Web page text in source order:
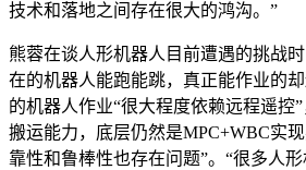
技术和落地之间存在很大的鸿沟。”
熊蓉在谈人形机器人目前遭遇的挑战
在的机器人能跑能跳，真正能作业的
的机器人作业“很大程度依赖远程遥控
搬运能力，底层仍然是MPC+WBC实
靠性和鲁棒性也存在问题”。“很多人